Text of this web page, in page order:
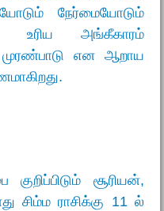
நேர்மையோடும்
உரிய அங்கீகாரம்
என ஆறாய
சூரியன்,
சிம்ம ராசிக்கு 11 ல்